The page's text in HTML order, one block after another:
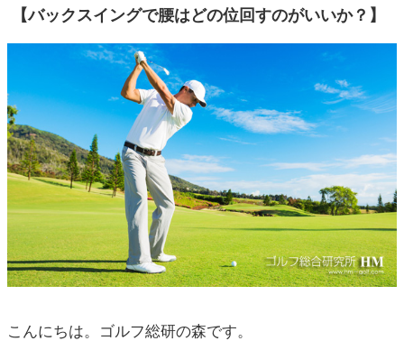
【バックスイングで腰はどの位回すのがいいか？】
こんにちは。ゴルフ総研の森です。